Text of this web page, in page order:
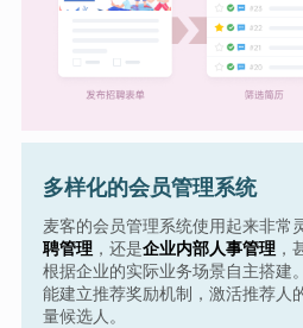
多样化的会员管理系统
麦客的会员管理系统使用起来非常
聘管理，还是企业内部人事管理，
根据企业的实际业务场景自主搭建
能建立推荐奖励机制，激活推荐人
量候选人。